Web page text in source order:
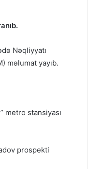
Nəqliyyatı
məlumat yayıb.
metro stansiyası
prospekti